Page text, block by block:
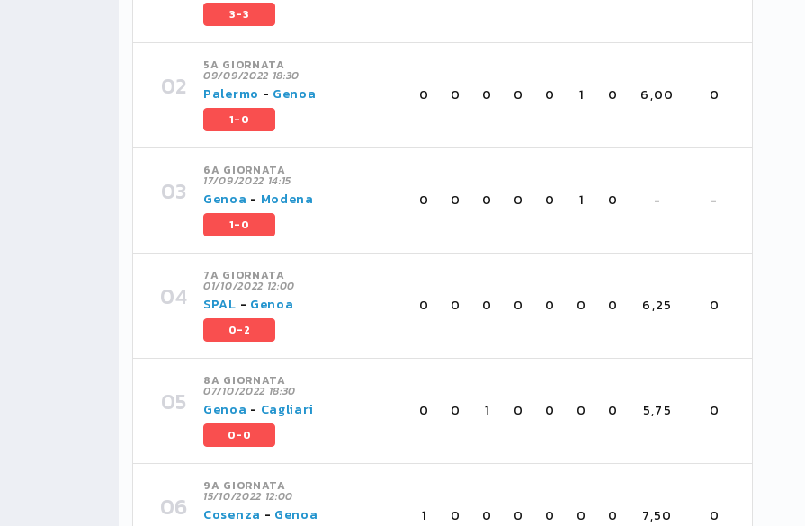
3-3
5A GIORNATA
09/09/2022 18:30
Palermo - Genoa
1-0
0 0 0 0 0 1 0 6,00 0
6A GIORNATA
17/09/2022 14:15
Genoa - Modena
1-0
0 0 0 0 0 1 0 - -
7A GIORNATA
01/10/2022 12:00
SPAL - Genoa
0-2
0 0 0 0 0 0 0 6,25 0
8A GIORNATA
07/10/2022 18:30
Genoa - Cagliari
0-0
0 0 1 0 0 0 0 5,75 0
9A GIORNATA
15/10/2022 12:00
Cosenza - Genoa 1 0 0 0 0 0 0 7,50 0